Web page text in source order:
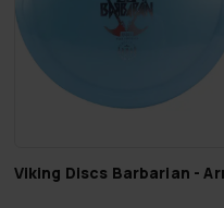
Viking Discs Barbarian -